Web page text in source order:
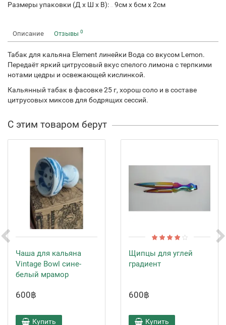
Размеры упаковки (Д х Ш х В):
9см x 6см x 2см
Описание Отзывы 0
Табак для кальяна Element линейки Вода со вкусом Lemon.
Передаёт яркий цитрусовый вкус спелого лимона с терпкими
нотами цедры и освежающей кислинкой.
Кальянный табак в фасовке 25 г, хорош соло и в составе
цитрусовых миксов для бодрящих сессий.
С этим товаром берут
Чаша для кальяна
Vintage Bowl сине-
белый мрамор
600฿
Купить
Щипцы для углей
градиент
600฿
Купить